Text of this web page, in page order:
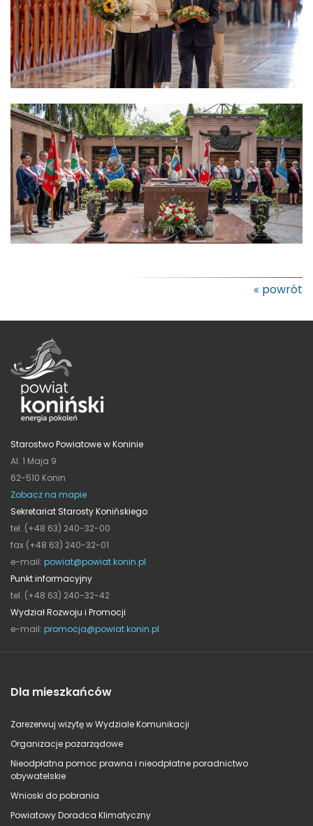
powrót
Starostwo Powiatowe w Koninie
Al. 1 Maja 9
62-510 Konin
Zobacz na mapie
Sekretariat Starosty Konińskiego
tel. (+48 63) 240-32-00
fax (+48 63) 240-32-01
e-mail: powiat@powiat.konin.pl
Punkt informacyjny
tel. (+48 63) 240-32-42
Wydział Rozwoju i Promocji
e-mail: promocja@powiat.konin.pl
Dla mieszkańców
Zarezerwuj wizytę w Wydziale Komunikacji
Organizacje pozarządowe
Nieodpłatna pomoc prawna i nieodpłatne poradnictwo
obywatelskie
Wnioski do pobrania
Powiatowy Doradca Klimatyczny